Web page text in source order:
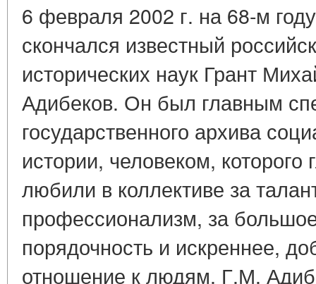
6 февраля 2002 г. на 68-м
скончался известный
исторических наук Грант
Адибеков. Он был главным
государственного архива
истории, человеком, которого
любили в коллективе за
профессионализм, за
порядочность и искреннее,
отношение к людям. Г.М.